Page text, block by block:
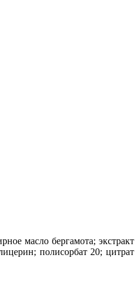
масло бергамота; экстракт
полисорбат 20; цитрат